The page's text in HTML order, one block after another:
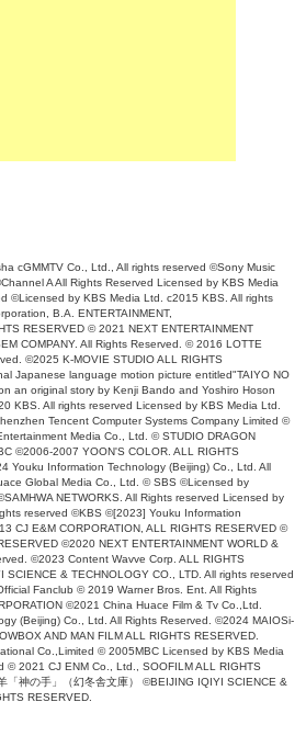
cGMMTV Co., Ltd., All rights reserved ©Sony Music
A All Rights Reserved Licensed by KBS Media
©Licensed by KBS Media Ltd. c2015 KBS. All rights
B.A. ENTERTAINMENT,
RESERVED © 2021 NEXT ENTERTAINMENT
COMPANY. All Rights Reserved. © 2016 LOTTE
©2025 K-MOVIE STUDIO ALL RIGHTS
Japanese language motion picture entitled"TAIYO NO
an original story by Kenji Bando and Yoshiro Hoson
KBS. All rights reserved Licensed by KBS Media Ltd.
Tencent Computer Systems Company Limited ©
Media Co., Ltd. © STUDIO DRAGON
©2006-2007 YOON'S COLOR. ALL RIGHTS
Youku Information Technology (Beijing) Co., Ltd. All
Global Media Co., Ltd. © SBS ©Licensed by
NETWORKS. All Rights reserved Licensed by
reserved ©KBS ©[2023] Youku Information
CJ E&M CORPORATION, ALL RIGHTS RESERVED ©
©2020 NEXT ENTERTAINMENT WORLD &
©2023 Content Wavve Corp. ALL RIGHTS
& TECHNOLOGY CO., LTD. All rights reserved
Fanclub © 2019 Warner Bros. Ent. All Rights
©2021 China Huace Film & Tv Co.,Ltd.
(Beijing) Co., Ltd. All Rights Reserved. ©2024 MAIOSi-
AND MAN FILM ALL RIGHTS RESERVED.
Co.,Limited © 2005MBC Licensed by KBS Media
© 2021 CJ ENM Co., Ltd., SOOFILM ALL RIGHTS
「神の手」（幻冬舎文庫） ©BEIJING IQIYI SCIENCE &
RESERVED.